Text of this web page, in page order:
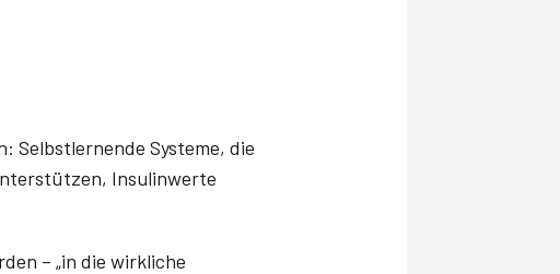
Selbstlernende Systeme, die
Insulinwerte
– „in die wirkliche